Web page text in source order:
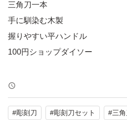
三角刀一本
手に馴染む木製
握りやすい平ハンドル
100円ショップダイソー
父が買ったまま、一度も使ってい
パッケージは、少しシミになっ
す ！
#彫刻刀 #彫刻刀セット #三角